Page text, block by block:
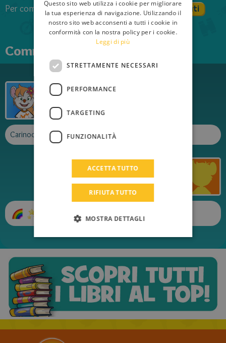
Per commentare devi effettuare il login
Registrati
Login
Commenti
Catenives
Carinooo
Gimnastic
ENGLISH
FRENCH
DUTCH
Questo sito web utilizza i cookie per migliorare
la tua esperienza di navigazione. Utilizzando il
nostro sito web acconsenti a tutti i cookie in
conformità con la nostra policy per i cookie.
Leggi di più
STRETTAMENTE NECESSARI
PERFORMANCE
TARGETING
FUNZIONALITÀ
ACCETTA TUTTO
RIFIUTA TUTTO
MOSTRA DETTAGLI